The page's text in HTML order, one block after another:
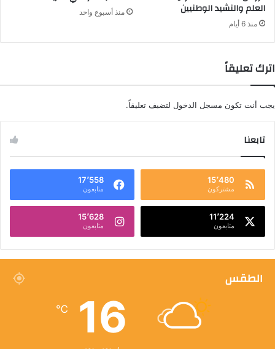
العلم والنشيد الوطنيين
منذ 6 أيام
منذ أسبوع واحد
اترك تعليقاً
يجب أنت تكون مسجل الدخول لتضيف تعليقاً.
تابعنا
15٬480
مشتركون
17٬558
متابعون
11٬224
متابعون
15٬628
متابعون
الطقس
16
℃